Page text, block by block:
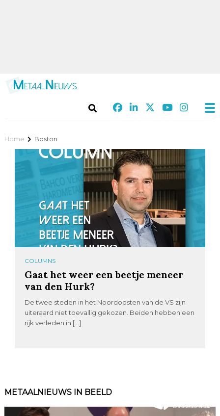
Home Boston
COLUMNS
Gaat het weer een beetje meneer
van den Hurk?
De twee steden in het Noordoosten van de VS zijn
uiteraard niet toevallig gekozen. Beiden hebben een
rijk verleden in […]
METAALNIEUWS IN BEELD